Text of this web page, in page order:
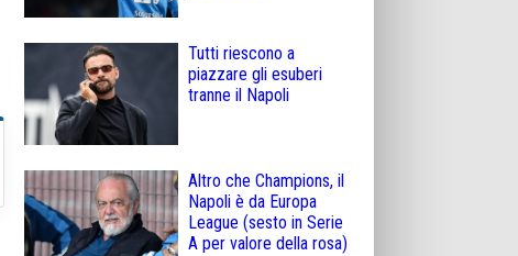
Tutti riescono a
piazzare gli esuberi
tranne il Napoli
Altro che Champions, il
Napoli è da Europa
League (sesto in Serie
A per valore della rosa)